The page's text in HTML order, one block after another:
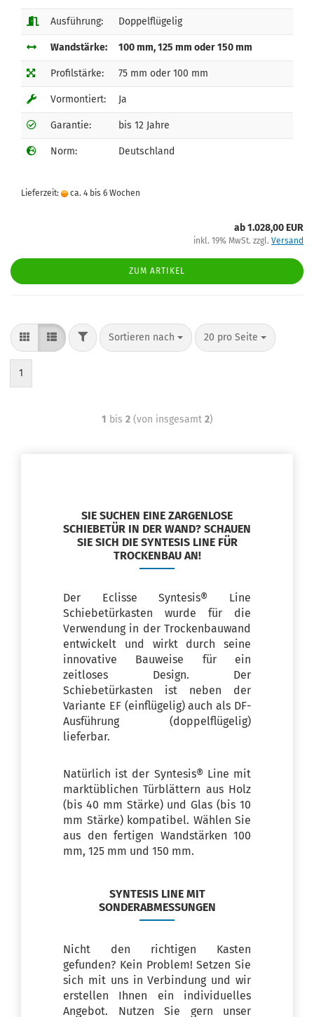
Ausführung: Doppelflügelig
Wandstärke: 100 mm, 125 mm oder 150 mm
Profilstärke: 75 mm oder 100 mm
Vormontiert: Ja
Garantie: bis 12 Jahre
Norm: Deutschland
Lieferzeit: ca. 4 bis 6 Wochen
ab 1.028,00 EUR
inkl. 19% MwSt. zzgl. Versand
ZUM ARTIKEL
Sortieren nach 20 pro Seite
1
1 bis 2(von insgesamt 2)
SIE SUCHEN EINE ZARGENLOSE
SCHIEBETÜR IN DER WAND? SCHAUEN
SIE SICH DIE SYNTESIS LINE FÜR
TROCKENBAU AN!
Der Eclisse Syntesis® Line
Schiebetürkasten wurde für die
Verwendung in der Trockenbauwand
entwickelt und wirkt durch seine
innovative Bauweise für ein
zeitloses Design. Der
Schiebetürkasten ist neben der
Variante EF (einflügelig) auch als DF-
Ausführung (doppelflügelig)
lieferbar.
Natürlich ist der Syntesis® Line mit
marktüblichen Türblättern aus Holz
(bis 40 mm Stärke) und Glas (bis 10
mm Stärke) kompatibel. Wählen Sie
aus den fertigen Wandstärken 100
mm, 125 mm und 150 mm.
SYNTESIS LINE MIT
SONDERABMESSUNGEN
Nicht den richtigen Kasten
gefunden? Kein Problem! Setzen Sie
sich mit uns in Verbindung und wir
erstellen Ihnen ein individuelles
Angebot. Nutzen Sie gern unser